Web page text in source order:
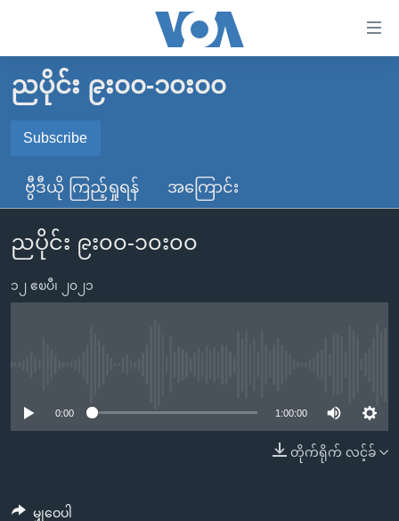
လွယ်ကူ
စေ
သည့်
Link
များ
ပင်မ
အကြောင်းအရာ
သို့
ညွန်း
ကျော်
မူလစာမျက်နှာ
နိုင်ငံတကာ
တရုတ်
အစ္စရေး-ပါလက်စတိုင်း
ဗွီဒီယို
ရပ်ဝန်းတခု လမ်းတခု အလွန်
အင်္ဂလိပ်စာလေ့လာမယ်
သုတပဒေသာ အင်္ဂလိပ်စာ
Learning English
ညပိုင်း ၉း၀၀-၁၀း၀၀
Subscribe
Spotify
ဗွီဒီယို ကြည့်ရှုရန် အကြောင်း
ညပိုင်း ၉း၀၀-၁၀း၀၀
၁၂ ဧၿပီ၊ ၂၀၂၁
0:00 1:00:00
တိုက်ရိုက် လင့်ခ်
မျှဝေပါ